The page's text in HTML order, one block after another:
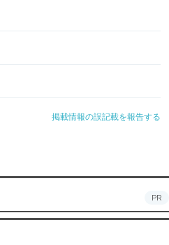
掲載情報の誤記載を報告する
PR